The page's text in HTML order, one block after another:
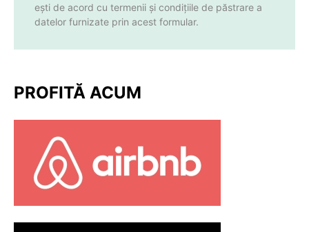
ești de acord cu termenii și condițiile de păstrare a
datelor furnizate prin acest formular.
PROFITĂ ACUM